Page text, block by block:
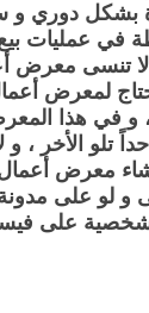
بشكل دوري و
في عمليات
لمعرض
و في هذا
تلو الأخر ،
معرض
و لو على
على